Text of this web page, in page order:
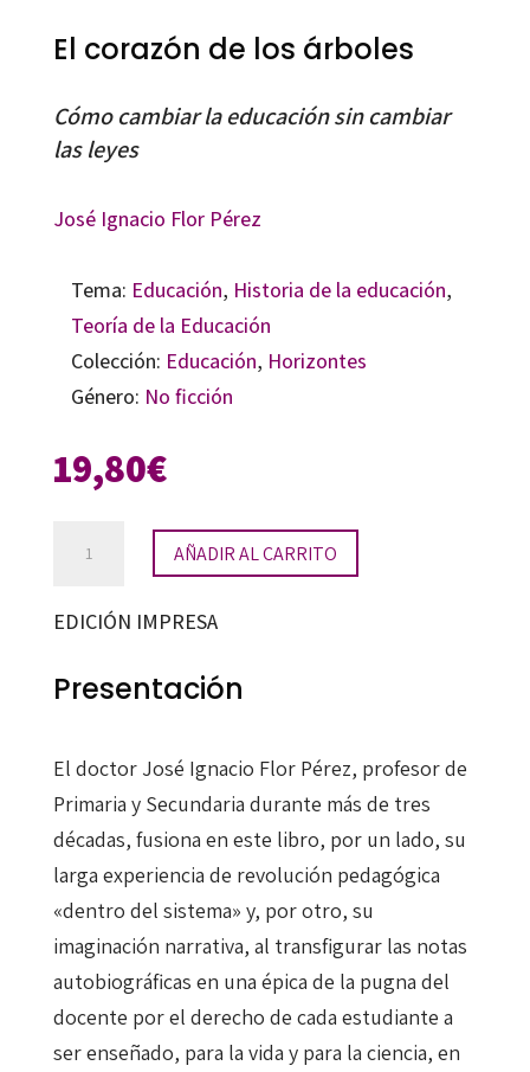
El corazón de los árboles
Cómo cambiar la educación sin cambiar
las leyes
José Ignacio Flor Pérez
Tema: Educación, Historia de la educación,
Teoría de la Educación
Colección: Educación, Horizontes
Género: No ficción
19,80€
árboles
AÑADIR AL CARRITO
EDICIÓN IMPRESA
Presentación
El doctor José Ignacio Flor Pérez, profesor de
Primaria y Secundaria durante más de tres
décadas, fusiona en este libro, por un lado, su
larga experiencia de revolución pedagógica
«dentro del sistema» y, por otro, su
imaginación narrativa, al transfigurar las notas
autobiográficas en una épica de la pugna del
docente por el derecho de cada estudiante a
ser enseñado, para la vida y para la ciencia, en